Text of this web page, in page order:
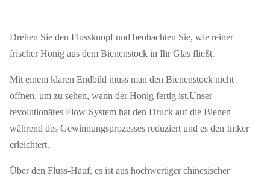
Drehen Sie den Flussknopf und beobachten Sie, wie reiner
frischer Honig aus dem Bienenstock in Ihr Glas fließt.
Mit einem klaren Endbild muss man den Bienenstock nicht
öffnen, um zu sehen, wann der Honig fertig ist.Unser
revolutionäres Flow-System hat den Druck auf die Bienen
während des Gewinnungsprozesses reduziert und es den Imker
erleichtert.
Über den Fluss-Hauf, es ist aus hochwertiger chinesischer